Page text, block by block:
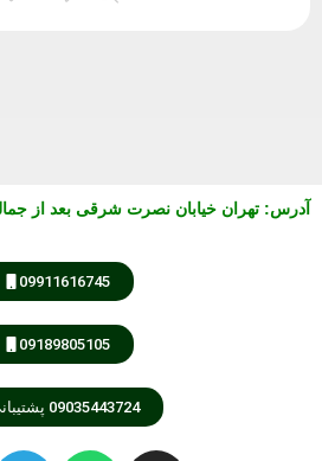
آدرس: تهران خیابان نصرت شرقی بعد از جمالزاده
09911616745
09189805105
09035443724 پشتیبانی